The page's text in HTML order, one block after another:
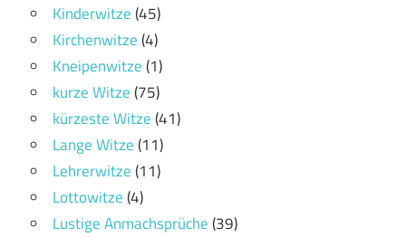
Kinderwitze(45)
Kirchenwitze(4)
Kneipenwitze(1)
kurze Witze(75)
kürzeste Witze(41)
Lange Witze(11)
Lehrerwitze(11)
Lottowitze(4)
Lustige Anmachsprüche(39)